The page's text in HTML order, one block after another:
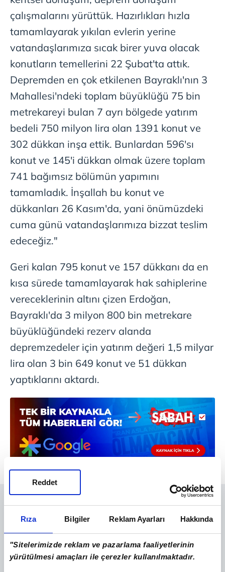
Rıza Bilgiler Reklam Ayarları Hakkında
"Sitelerimizde reklam ve pazarlama faaliyetlerinin
yürütülmesi amaçları ile çerezler kullanılmaktadır.
Reddet
çalışmalarını yürüttük. Hazırlıkları hızla
tamamlayarak yıkılan evlerin yerine
vatandaşlarımıza sıcak birer yuva olacak
konutların temellerini 22 Şubat'ta attık.
Depremden en çok etkilenen Bayraklı'nın 3
Mahallesi'ndeki toplam büyüklüğü 75 bin
metrekareyi bulan 7 ayrı bölgede yatırım
bedeli 750 milyon lira olan 1391 konut ve
302 dükkan inşa ettik. Bunlardan 596'sı
konut ve 145'i dükkan olmak üzere toplam
741 bağımsız bölümün yapımını
tamamladık. İnşallah bu konut ve
dükkanları 26 Kasım'da, yani önümüzdeki
cuma günü vatandaşlarımıza bizzat teslim
edeceğiz."
Geri kalan 795 konut ve 157 dükkanı da en
kısa sürede tamamlayarak hak sahiplerine
vereceklerinin altını çizen Erdoğan,
Bayraklı'da 3 milyon 800 bin metrekare
büyüklüğündeki rezerv alanda
depremzedeler için yatırım değeri 1,5 milyar
lira olan 3 bin 649 konut ve 51 dükkan
yaptıklarını aktardı.